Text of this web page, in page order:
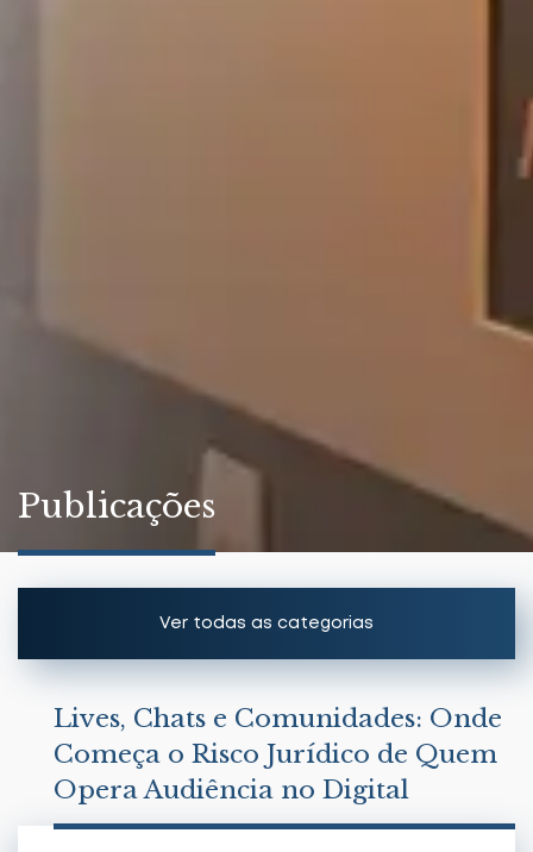
Publicações
Ver todas as categorias
Notícias
Lives, Chats e Comunidades: Onde
Começa o Risco Jurídico de Quem
Opera Audiência no Digital